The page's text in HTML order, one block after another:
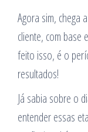
Agora sim, chega
cliente, com base
feito isso, é o
resultados!
Já sabia sobre o
entender essas